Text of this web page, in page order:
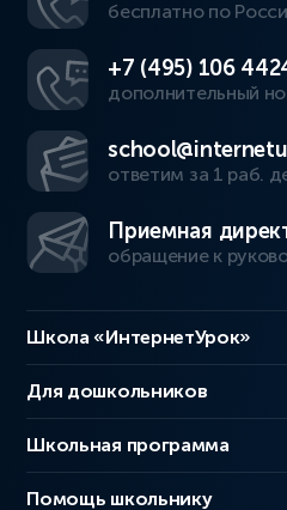
бесплатно по
+7 (495) 106
дополнительный
ответим за 1 раб.
Приемная
обращение к
Школа «ИнтернетУрок»
Для дошкольников
Школьная программа
Помощь школьнику